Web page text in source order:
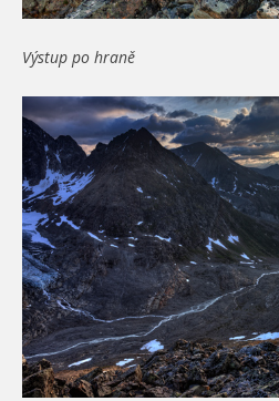
Výstup po hraně